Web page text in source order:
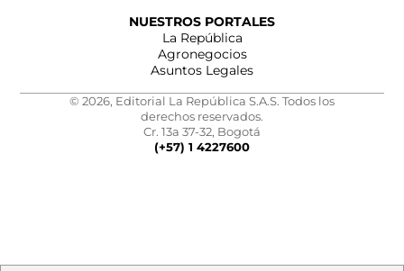
NUESTROS PORTALES
La República
Agronegocios
Asuntos Legales
© 2026, Editorial La República S.A.S. Todos los
derechos reservados.
Cr. 13a 37-32, Bogotá
(+57) 1 4227600